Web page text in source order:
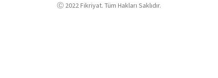
Ⓒ 2022 Fikriyat. Tüm Hakları Saklıdır.